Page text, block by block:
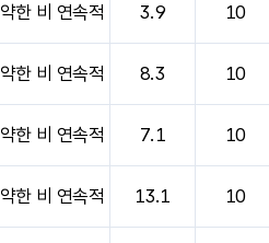
약한 비 연속적 3.9 10
약한 비 연속적 8.3 10
약한 비 연속적 7.1 10
약한 비 연속적 13.1 10